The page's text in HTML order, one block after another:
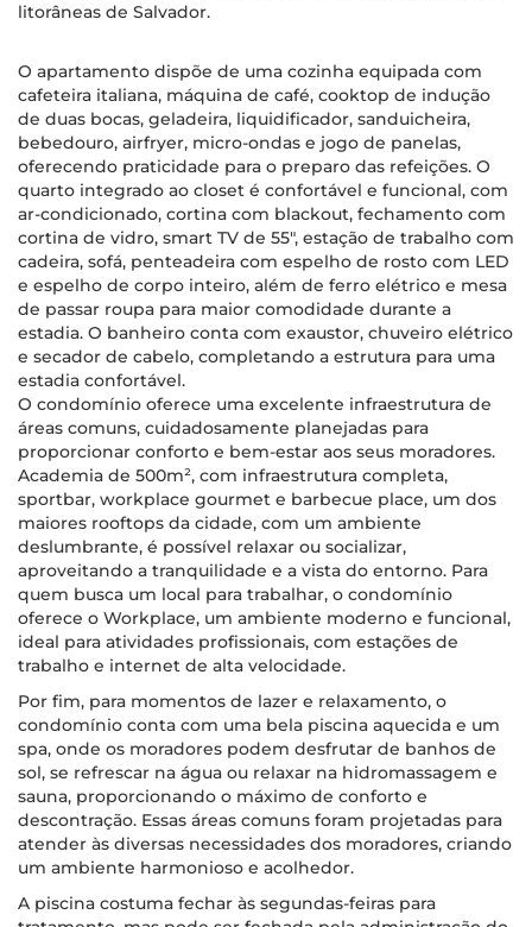
litorâneas de Salvador.
O apartamento dispõe de uma cozinha equipada com
cafeteira italiana, máquina de café, cooktop de indução
de duas bocas, geladeira, liquidificador, sanduicheira,
bebedouro, airfryer, micro-ondas e jogo de panelas,
oferecendo praticidade para o preparo das refeições. O
quarto integrado ao closet é confortável e funcional, com
ar-condicionado, cortina com blackout, fechamento com
cortina de vidro, smart TV de 55", estação de trabalho com
cadeira, sofá, penteadeira com espelho de rosto com LED
e espelho de corpo inteiro, além de ferro elétrico e mesa
de passar roupa para maior comodidade durante a
estadia. O banheiro conta com exaustor, chuveiro elétrico
e secador de cabelo, completando a estrutura para uma
estadia confortável.
O condomínio oferece uma excelente infraestrutura de
áreas comuns, cuidadosamente planejadas para
proporcionar conforto e bem-estar aos seus moradores.
Academia de 500m², com infraestrutura completa,
sportbar, workplace gourmet e barbecue place, um dos
maiores rooftops da cidade, com um ambiente
deslumbrante, é possível relaxar ou socializar,
aproveitando a tranquilidade e a vista do entorno. Para
quem busca um local para trabalhar, o condomínio
oferece o Workplace, um ambiente moderno e funcional,
ideal para atividades profissionais, com estações de
trabalho e internet de alta velocidade.
Por fim, para momentos de lazer e relaxamento, o
condomínio conta com uma bela piscina aquecida e um
spa, onde os moradores podem desfrutar de banhos de
sol, se refrescar na água ou relaxar na hidromassagem e
sauna, proporcionando o máximo de conforto e
descontração. Essas áreas comuns foram projetadas para
atender às diversas necessidades dos moradores, criando
um ambiente harmonioso e acolhedor.
A piscina costuma fechar às segundas-feiras para